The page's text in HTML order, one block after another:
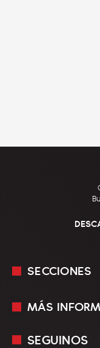
SECCIONES
En Vivo
MÁS
Mediakit
SEGUINOS